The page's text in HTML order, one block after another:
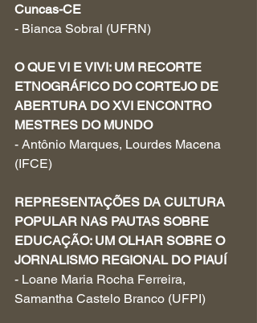
Cuncas-CE
- Bianca Sobral (UFRN)
O QUE VI E VIVI: UM RECORTE
ETNOGRÁFICO DO CORTEJO DE
ABERTURA DO XVI ENCONTRO
MESTRES DO MUNDO
- Antônio Marques, Lourdes Macena
(IFCE)
REPRESENTAÇÕES DA CULTURA
POPULAR NAS PAUTAS SOBRE
EDUCAÇÃO: UM OLHAR SOBRE O
JORNALISMO REGIONAL DO PIAUÍ
- Loane Maria Rocha Ferreira,
Samantha Castelo Branco (UFPI)